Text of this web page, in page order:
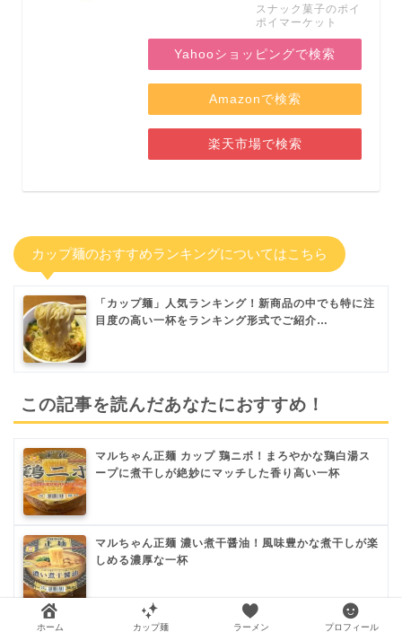
スナック菓子のポイ
ポイマーケット
Yahooショッピングで検索
Amazonで検索
楽天市場で検索
カップ麺のおすすめランキングについてはこちら
「カップ麺」人気ランキング！新商品の中でも特に注
目度の高い一杯をランキング形式でご紹介…
この記事を読んだあなたにおすすめ！
マルちゃん正麺 カップ 鶏ニボ！まろやかな鶏白湯ス
ープに煮干しが絶妙にマッチした香り高い一杯
マルちゃん正麺 濃い煮干醤油！風味豊かな煮干しが楽
しめる濃厚な一杯
マルちゃん正麺 カップ 芳醇こく醤油！“自家製だ
ホーム カップ麺 ラーメン プロフィール